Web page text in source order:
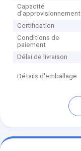
Capacité
d'approvisionnement
Certification
Conditions de
paiement
Délai de livraison
Détails d'emballage